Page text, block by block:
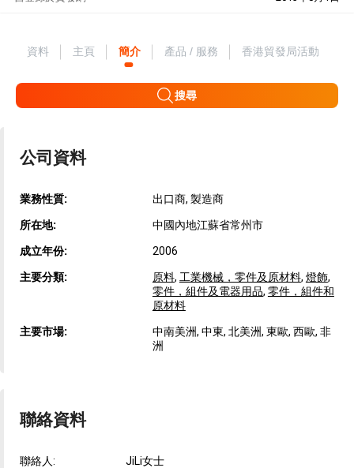
資料 主頁 簡介 產品 / 服務 香港貿發局活動
搜尋
公司資料
業務性質: 出口商, 製造商
所在地: 中國內地江蘇省常州市
成立年份: 2006
主要分類: 原料, 工業機械，零件及原材料, 燈飾,
零件，組件及電器用品, 零件，組件和
原材料
主要市場:
中南美洲, 中東, 北美洲, 東歐, 西歐, 非
洲
聯絡資料
聯絡人: JiLi女士